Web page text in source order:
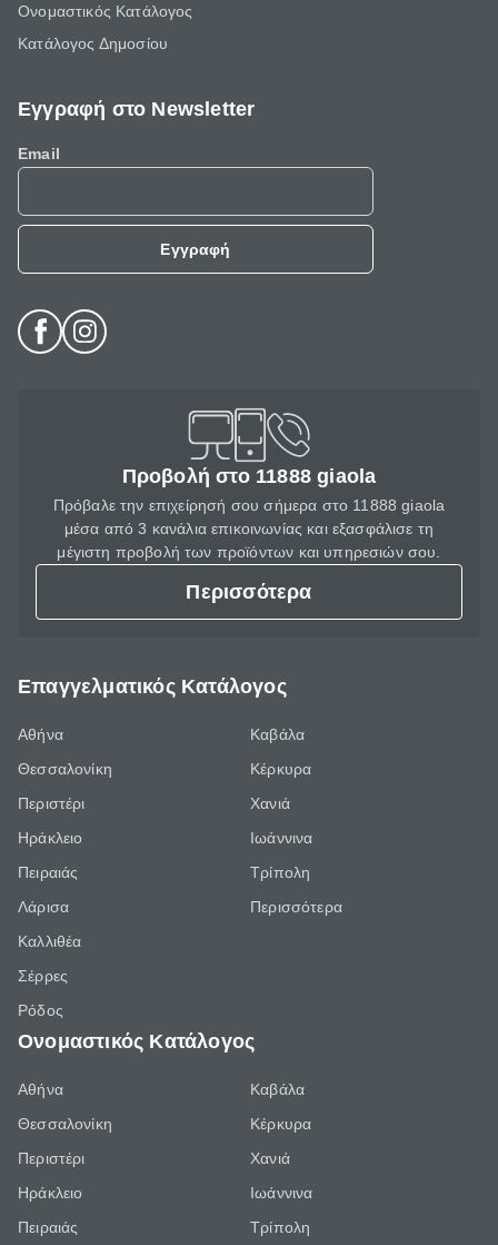
Ονομαστικός Κατάλογος
Κατάλογος Δημοσίου
Εγγραφή στο Newsletter
Email
Εγγραφή
Προβολή στο 11888 giaola
Πρόβαλε την επιχείρησή σου σήμερα στο 11888 giaola
μέσα από 3 κανάλια επικοινωνίας και εξασφάλισε τη
μέγιστη προβολή των προϊόντων και υπηρεσιών σου.
Περισσότερα
Επαγγελματικός Κατάλογος
Αθήνα
Θεσσαλονίκη
Περιστέρι
Ηράκλειο
Πειραιάς
Λάρισα
Καλλιθέα
Σέρρες
Ρόδος
Καβάλα
Κέρκυρα
Χανιά
Ιωάννινα
Τρίπολη
Περισσότερα
Ονομαστικός Κατάλογος
Αθήνα
Θεσσαλονίκη
Περιστέρι
Ηράκλειο
Πειραιάς
Καβάλα
Κέρκυρα
Χανιά
Ιωάννινα
Τρίπολη